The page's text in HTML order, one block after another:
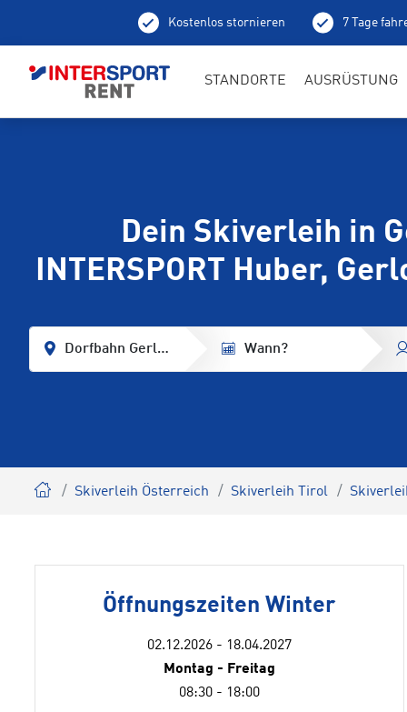
Kostenlos stornieren 7 Tage
STANDORTE AUSRÜSTUNG
Dein Skiverleih in
INTERSPORT Huber,
Dorfbahn Gerlos Wann?
Skiverleih Österreich Skiverleih Tirol
Öffnungszeiten Winter
02.12.2026 - 18.04.2027
Montag - Freitag
08:30 - 18:00